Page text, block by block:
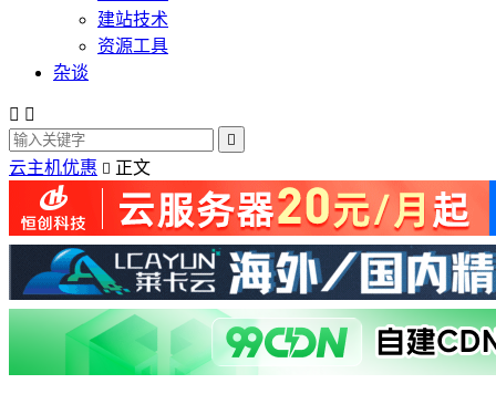
建站技术
资源工具
杂谈
 

云主机优惠  正文